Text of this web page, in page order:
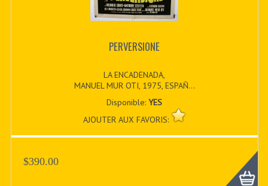
PERVERSIONE
LA ENCADENADA,
MANUEL MUR OTI, 1975, ESPAÑ...
Disponible:YES
AJOUTER AUX FAVORIS:
$390.00